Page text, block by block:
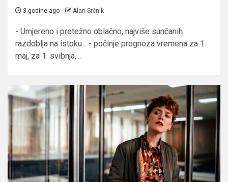
3 godine ago Alan Srčnik
- Umjereno i pretežno oblačno, najviše sunčanih
razdoblja na istoku... - počinje prognoza vremena za 1.
maj, za 1. svibnja,...